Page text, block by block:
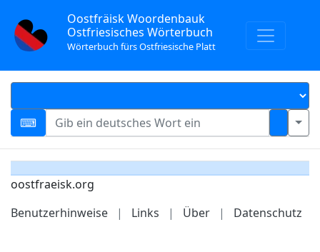
Oostfräisk Woordenbauk
Ostfriesisches Wörterbuch
Wörterbuch fürs Ostfriesische Platt
oostfraeisk.org
Benutzerhinweise
| Links | Über | Datenschutz